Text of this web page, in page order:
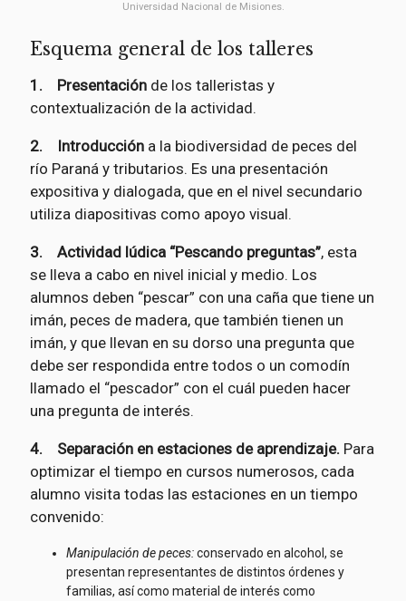
Universidad Nacional de Misiones.
Esquema general de los talleres
1. Presentaciónde los talleristas y
contextualización de la actividad.
2. Introduccióna la biodiversidad de peces del
río Paraná y tributarios. Es una presentación
expositiva y dialogada, que en el nivel secundario
utiliza diapositivas como apoyo visual.
3. Actividad lúdica “Pescando preguntas”, esta
se lleva a cabo en nivel inicial y medio. Los
alumnos deben “pescar” con una caña que tiene un
imán, peces de madera, que también tienen un
imán, y que llevan en su dorso una pregunta que
debe ser respondida entre todos o un comodín
llamado el “pescador” con el cuál pueden hacer
una pregunta de interés.
4. Separación en estaciones de aprendizaje. Para
optimizar el tiempo en cursos numerosos, cada
alumno visita todas las estaciones en un tiempo
convenido:
Manipulación de peces:conservado en alcohol, se
presentan representantes de distintos órdenes y
familias, así como material de interés como